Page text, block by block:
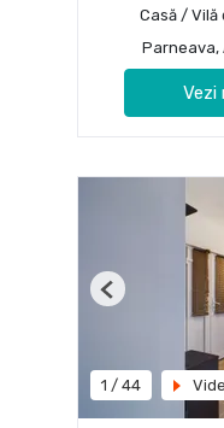
Casă /
Parneava,
Vezi
1 / 44
Previous